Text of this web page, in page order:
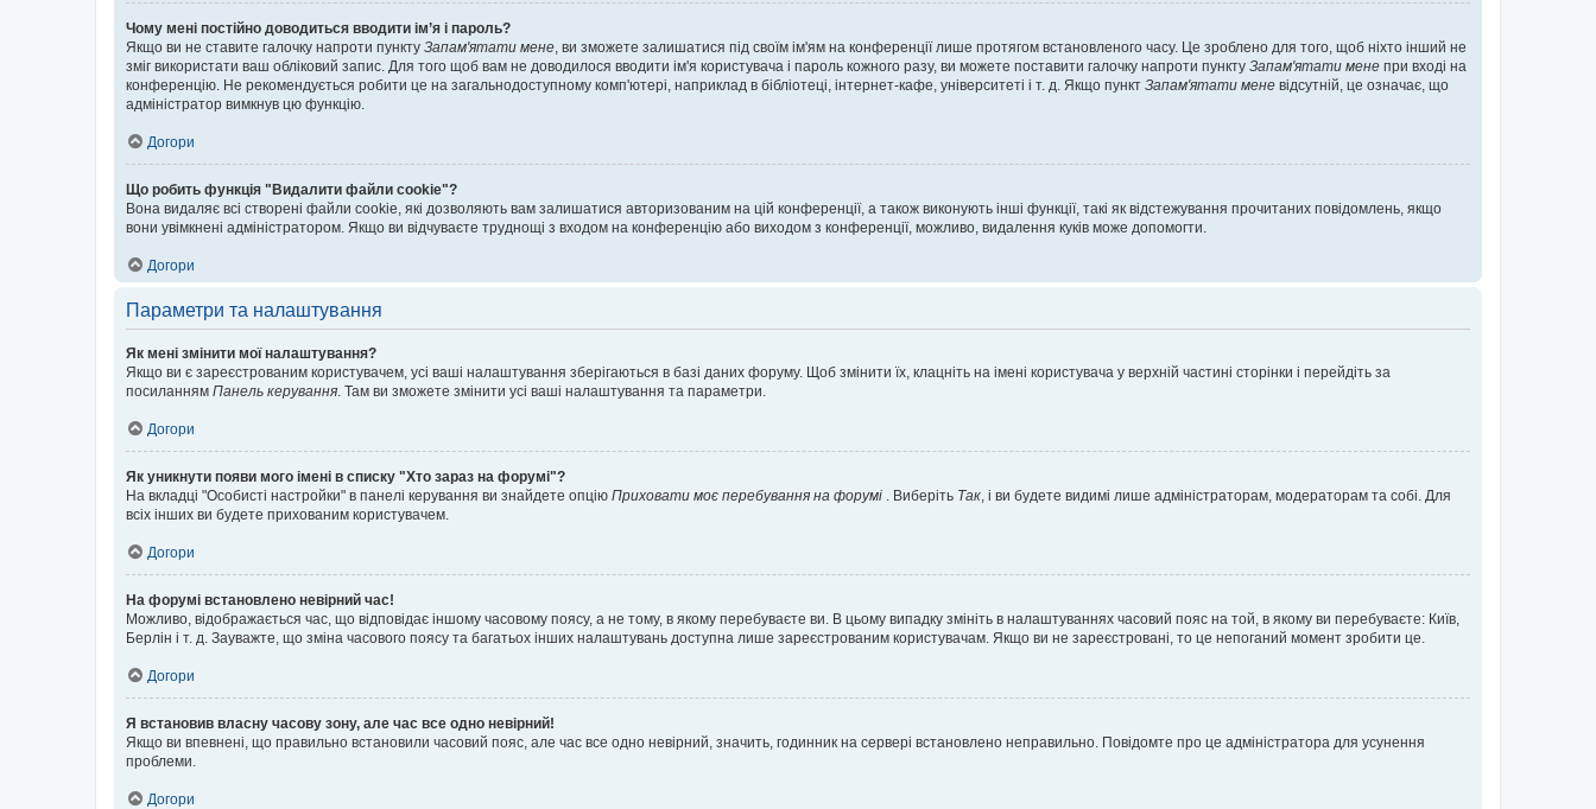
Чому мені постійно доводиться вводити ім’я і пароль?
Якщо ви не ставите галочку напроти пункту Запам'ятати мене , ви зможете залишатися під своїм ім'ям на конференції лише протягом встановленого часу. Це зроблено для того, щоб ніхто інший не
зміг використати ваш обліковий запис. Для того щоб вам не доводилося вводити ім'я користувача і пароль кожного разу, ви можете поставити галочку напроти пункту Запам'ятати мене при вході на
конференцію. Не рекомендується робити це на загальнодоступному комп'ютері, наприклад в бібліотеці, інтернет-кафе, університеті і т. д. Якщо пункт Запам'ятати мене відсутній, це означає, що
адміністратор вимкнув цю функцію.
Догори
Що робить функція "Видалити файли cookie"?
Вона видаляє всі створені файли cookie, які дозволяють вам залишатися авторизованим на цій конференції, а також виконують інші функції, такі як відстежування прочитаних повідомлень, якщо
вони увімкнені адміністратором. Якщо ви відчуваєте труднощі з входом на конференцію або виходом з конференції, можливо, видалення куків може допомогти.
Догори
Параметри та налаштування
Як мені змінити мої налаштування?
Якщо ви є зареєстрованим користувачем, усі ваші налаштування зберігаються в базі даних форуму. Щоб змінити їх, клацніть на імені користувача у верхній частині сторінки і перейдіть за
посиланням Панель керування . Там ви зможете змінити усі ваші налаштування та параметри.
Догори
Як уникнути появи мого імені в списку "Хто зараз на форумі"?
На вкладці "Особисті настройки" в панелі керування ви знайдете опцію Приховати моє перебування на форумі . Виберіть Так , і ви будете видимі лише адміністраторам, модераторам та собі. Для
всіх інших ви будете прихованим користувачем.
Догори
На форумі встановлено невірний час!
Можливо, відображається час, що відповідає іншому часовому поясу, а не тому, в якому перебуваєте ви. В цьому випадку змініть в налаштуваннях часовий пояс на той, в якому ви перебуваєте: Київ,
Берлін і т. д. Зауважте, що зміна часового поясу та багатьох інших налаштувань доступна лише зареєстрованим користувачам. Якщо ви не зареєстровані, то це непоганий момент зробити це.
Догори
Я встановив власну часову зону, але час все одно невірний!
Якщо ви впевнені, що правильно встановили часовий пояс, але час все одно невірний, значить, годинник на сервері встановлено неправильно. Повідомте про це адміністратора для усунення
проблеми.
Догори